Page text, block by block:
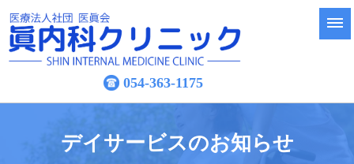
054-363-1175
デイサービスのお知らせ